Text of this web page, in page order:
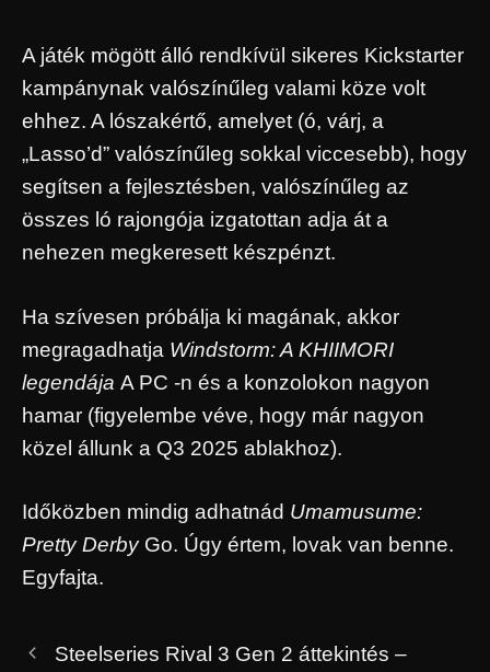
A játék mögött álló rendkívül sikeres Kickstarter
kampánynak valószínűleg valami köze volt
ehhez. A lószakértő, amelyet (ó, várj, a
„Lasso’d” valószínűleg sokkal viccesebb), hogy
segítsen a fejlesztésben, valószínűleg az
összes ló rajongója izgatottan adja át a
nehezen megkeresett készpénzt.
Ha szívesen próbálja ki magának, akkor
megragadhatja Windstorm: A KHIIMORI
legendája A PC -n és a konzolokon nagyon
hamar (figyelembe véve, hogy már nagyon
közel állunk a Q3 2025 ablakhoz).
Időközben mindig adhatnád Umamusume:
Pretty DerbyGo. Úgy értem, lovak van benne.
Egyfajta.
Steelseries Rival 3 Gen 2 áttekintés –